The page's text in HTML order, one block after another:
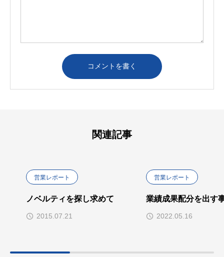
関連記事
営業レポート
ノベルティを探し求めて
2015.07.21
営業レポート
業績成果配分を出す
2022.05.16